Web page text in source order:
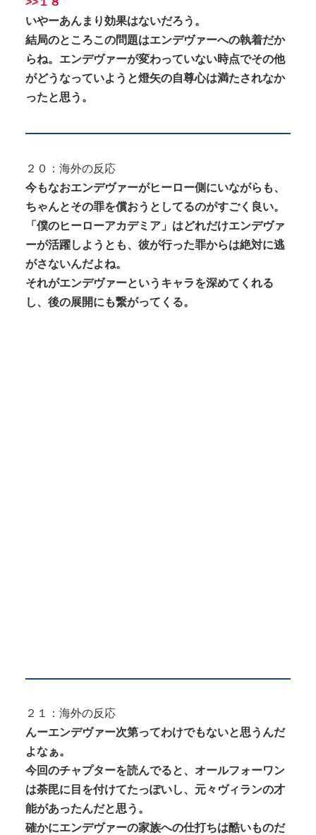
いやーあんまり効果はないだろう。
結局のところこの問題はエンデヴァーへの執着だか
らね。エンデヴァーが変わっていない時点でその他
がどうなっていようと燈矢の自尊心は満たされなか
ったと思う。
２０：海外の反応
今もなおエンデヴァーがヒーロー側にいながらも、
ちゃんとその罪を償おうとしてるのがすごく良い。
「僕のヒーローアカデミア」はどれだけエンデヴァ
ーが活躍しようとも、彼が行った罪からは絶対に逃
がさないんだよね。
それがエンデヴァーというキャラを深めてくれる
し、後の展開にも繋がってくる。
２１：海外の反応
んーエンデヴァー次第ってわけでもないと思うんだ
よなぁ。
今回のチャプターを読んでると、オールフォーワン
は荼毘に目を付けてたっぽいし、元々ヴィランの才
能があったんだと思う。
確かにエンデヴァーの家族への仕打ちは酷いものだ